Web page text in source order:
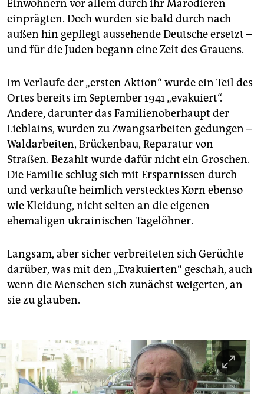
Einwohnern vor allem durch ihr Marodieren
einprägten. Doch wurden sie bald durch nach
außen hin gepflegt aussehende Deutsche ersetzt –
und für die Juden begann eine Zeit des Grauens.
Im Verlaufe der „ersten Aktion“ wurde ein Teil des
Ortes bereits im September 1941 „evakuiert“.
Andere, darunter das Familienoberhaupt der
Lieblains, wurden zu Zwangsarbeiten gedungen –
Waldarbeiten, Brückenbau, Reparatur von
Straßen. Bezahlt wurde dafür nicht ein Groschen.
Die Familie schlug sich mit Ersparnissen durch
und verkaufte heimlich verstecktes Korn ebenso
wie Kleidung, nicht selten an die eigenen
ehemaligen ukrainischen Tagelöhner.
Langsam, aber sicher verbreiteten sich Gerüchte
darüber, was mit den „Evakuierten“ geschah, auch
wenn die Menschen sich zunächst weigerten, an
sie zu glauben.